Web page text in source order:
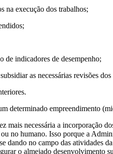
na execução dos trabalhos;
de indicadores de desempenho;
as necessárias revisões
determinado empreendimento
mais necessária a incorporação
no humano. Isso porque a
dando no campo das
o almejado desenvolvimento